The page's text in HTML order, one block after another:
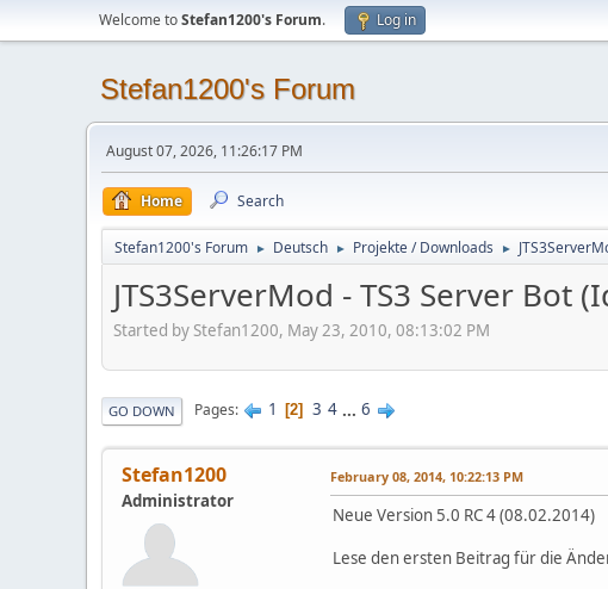
Welcome toStefan1200's Forum. Log in
Stefan1200's Forum
August 07, 2026, 11:26:17 PM
Home Search
Stefan1200's Forum ► Deutsch ► Projekte / Downloads ►
JTS3ServerMod - TS3 Server Bot
Started by Stefan1200, May 23, 2010, 08:13:02 PM
GO DOWN Pages 1 2 3 4 ... 6
Stefan1200
Administrator
February 08, 2014, 10:22:13 PM
Neue Version 5.0 RC 4 (08.02.2014)
Lese den ersten Beitrag für die